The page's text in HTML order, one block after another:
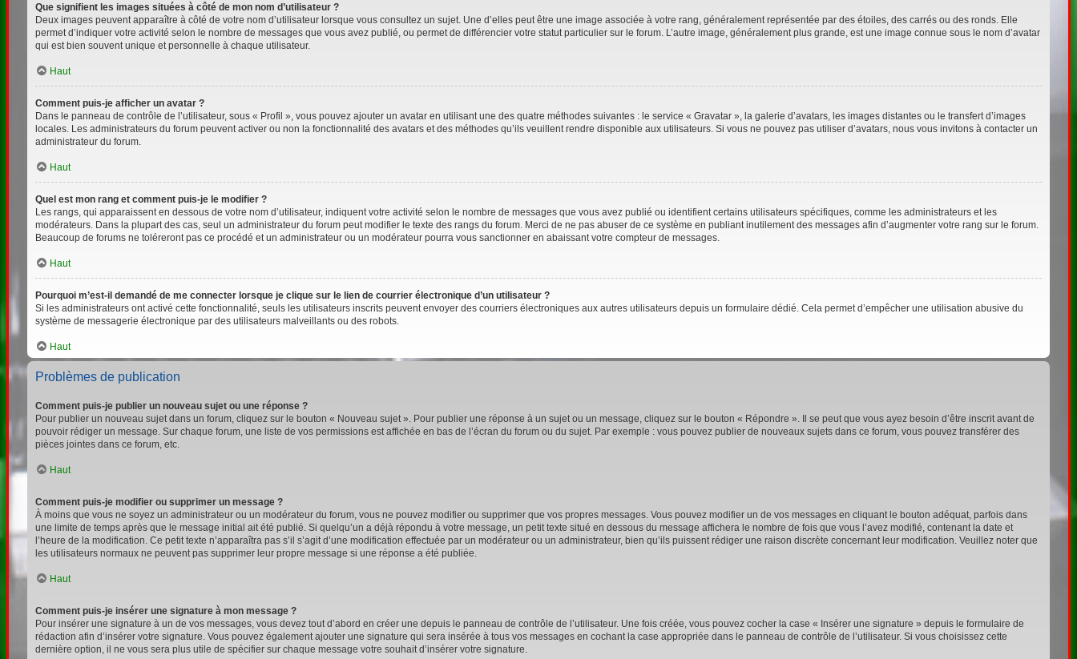
Que signifient les images situées à côté de mon nom d’utilisateur ?
Deux images peuvent apparaître à côté de votre nom d’utilisateur lorsque vous consultez un sujet. Une d’elles peut être une image associée à votre rang, généralement représentée par des étoiles, des carrés ou des ronds. Elle
permet d’indiquer votre activité selon le nombre de messages que vous avez publié, ou permet de différencier votre statut particulier sur le forum. L’autre image, généralement plus grande, est une image connue sous le nom d’avatar
qui est bien souvent unique et personnelle à chaque utilisateur.
Haut
Comment puis-je afficher un avatar ?
Dans le panneau de contrôle de l’utilisateur, sous « Profil », vous pouvez ajouter un avatar en utilisant une des quatre méthodes suivantes : le service « Gravatar », la galerie d’avatars, les images distantes ou le transfert d’images
locales. Les administrateurs du forum peuvent activer ou non la fonctionnalité des avatars et des méthodes qu’ils veuillent rendre disponible aux utilisateurs. Si vous ne pouvez pas utiliser d’avatars, nous vous invitons à contacter un
administrateur du forum.
Haut
Quel est mon rang et comment puis-je le modifier ?
Les rangs, qui apparaissent en dessous de votre nom d’utilisateur, indiquent votre activité selon le nombre de messages que vous avez publié ou identifient certains utilisateurs spécifiques, comme les administrateurs et les
modérateurs. Dans la plupart des cas, seul un administrateur du forum peut modifier le texte des rangs du forum. Merci de ne pas abuser de ce système en publiant inutilement des messages afin d’augmenter votre rang sur le forum.
Beaucoup de forums ne toléreront pas ce procédé et un administrateur ou un modérateur pourra vous sanctionner en abaissant votre compteur de messages.
Haut
Pourquoi m’est-il demandé de me connecter lorsque je clique sur le lien de courrier électronique d’un utilisateur ?
Si les administrateurs ont activé cette fonctionnalité, seuls les utilisateurs inscrits peuvent envoyer des courriers électroniques aux autres utilisateurs depuis un formulaire dédié. Cela permet d’empêcher une utilisation abusive du
système de messagerie électronique par des utilisateurs malveillants ou des robots.
Haut
Problèmes de publication
Comment puis-je publier un nouveau sujet ou une réponse ?
Pour publier un nouveau sujet dans un forum, cliquez sur le bouton « Nouveau sujet ». Pour publier une réponse à un sujet ou un message, cliquez sur le bouton « Répondre ». Il se peut que vous ayez besoin d’être inscrit avant de
pouvoir rédiger un message. Sur chaque forum, une liste de vos permissions est affichée en bas de l’écran du forum ou du sujet. Par exemple : vous pouvez publier de nouveaux sujets dans ce forum, vous pouvez transférer des
pièces jointes dans ce forum, etc.
Haut
Comment puis-je modifier ou supprimer un message ?
À moins que vous ne soyez un administrateur ou un modérateur du forum, vous ne pouvez modifier ou supprimer que vos propres messages. Vous pouvez modifier un de vos messages en cliquant le bouton adéquat, parfois dans
une limite de temps après que le message initial ait été publié. Si quelqu’un a déjà répondu à votre message, un petit texte situé en dessous du message affichera le nombre de fois que vous l’avez modifié, contenant la date et
l’heure de la modification. Ce petit texte n’apparaîtra pas s’il s’agit d’une modification effectuée par un modérateur ou un administrateur, bien qu’ils puissent rédiger une raison discrète concernant leur modification. Veuillez noter que
les utilisateurs normaux ne peuvent pas supprimer leur propre message si une réponse a été publiée.
Haut
Comment puis-je insérer une signature à mon message ?
Pour insérer une signature à un de vos messages, vous devez tout d’abord en créer une depuis le panneau de contrôle de l’utilisateur. Une fois créée, vous pouvez cocher la case « Insérer une signature » depuis le formulaire de
rédaction afin d’insérer votre signature. Vous pouvez également ajouter une signature qui sera insérée à tous vos messages en cochant la case appropriée dans le panneau de contrôle de l’utilisateur. Si vous choisissez cette
dernière option, il ne vous sera plus utile de spécifier sur chaque message votre souhait d’insérer votre signature.